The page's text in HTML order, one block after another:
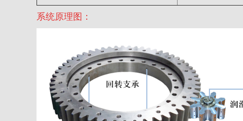
系统原理图：